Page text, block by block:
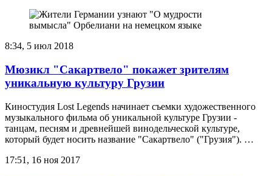
8:34, 5 июл 2018
Мюзикл "Сакартвело" покажет зрителям
уникальную культуру Грузии
Киностудия Lost Legends начинает съемки художественного
музыкального фильма об уникальной культуре Грузии -
танцам, песням и древнейшей винодельческой культуре,
который будет носить название "Сакартвело" ("Грузия"). …
17:51, 16 ноя 2017